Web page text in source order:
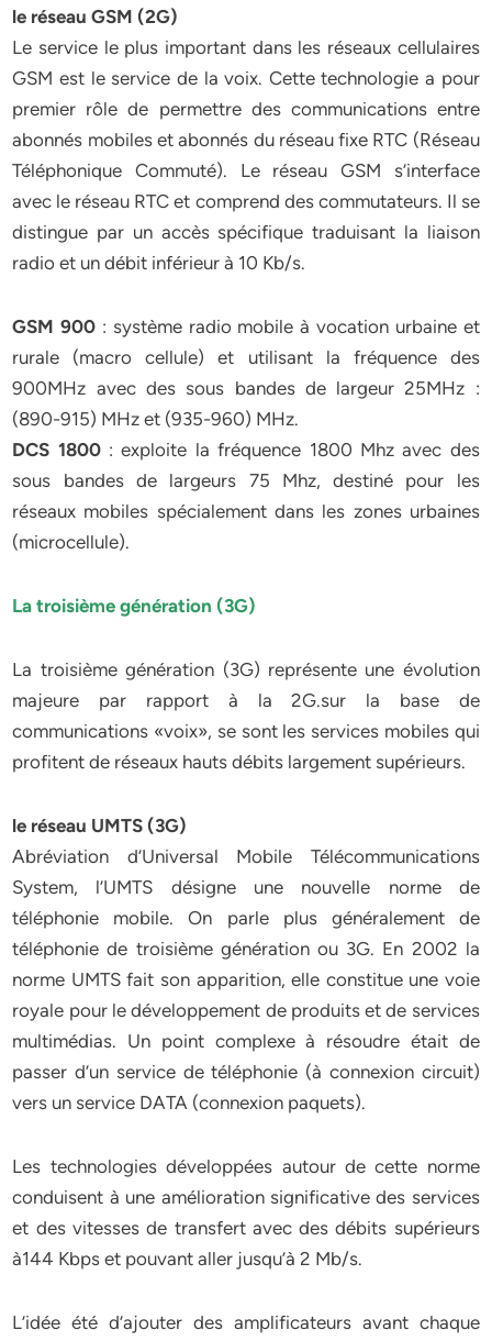
le réseau GSM (2G)
Le service le plus important dans les réseaux cellulaires
GSM est le service de la voix. Cette technologie a pour
premier rôle de permettre des communications entre
abonnés mobiles et abonnés du réseau fixe RTC (Réseau
Téléphonique Commuté). Le réseau GSM s’interface
avec le réseau RTC et comprend des commutateurs. Il se
distingue par un accès spécifique traduisant la liaison
radio et un débit inférieur à 10 Kb/s.
GSM 900 : système radio mobile à vocation urbaine et
rurale (macro cellule) et utilisant la fréquence des
900MHz avec des sous bandes de largeur 25MHz :
(890-915) MHz et (935-960) MHz.
DCS 1800: exploite la fréquence 1800 Mhz avec des
sous bandes de largeurs 75 Mhz, destiné pour les
réseaux mobiles spécialement dans les zones urbaines
(microcellule).
La troisième génération (3G)
La troisième génération (3G) représente une évolution
majeure par rapport à la 2G.sur la base de
communications «voix», se sont les services mobiles qui
profitent de réseaux hauts débits largement supérieurs.
le réseau UMTS (3G)
Abréviation d’Universal Mobile Télécommunications
System, l’UMTS désigne une nouvelle norme de
téléphonie mobile. On parle plus généralement de
téléphonie de troisième génération ou 3G. En 2002 la
norme UMTS fait son apparition, elle constitue une voie
royale pour le développement de produits et de services
multimédias. Un point complexe à résoudre était de
passer d’un service de téléphonie (à connexion circuit)
vers un service DATA (connexion paquets).
Les technologies développées autour de cette norme
conduisent à une amélioration significative des services
et des vitesses de transfert avec des débits supérieurs
à144 Kbps et pouvant aller jusqu’à 2 Mb/s.
L’idée été d’ajouter des amplificateurs avant chaque